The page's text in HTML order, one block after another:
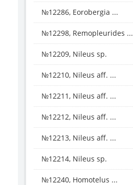
№12286, Eorobergia ...
№12298, Remopleurides ...
№12209, Nileus sp.
№12210, Nileus aff. ...
№12211, Nileus aff. ...
№12212, Nileus aff. ...
№12213, Nileus aff. ...
№12214, Nileus sp.
№12240, Homotelus ...